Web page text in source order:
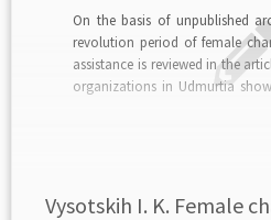
On the basis of unpublished
revolution period of female
assistance is reviewed in the
organizations in Udmurtia
Vysotskih I. K. Female